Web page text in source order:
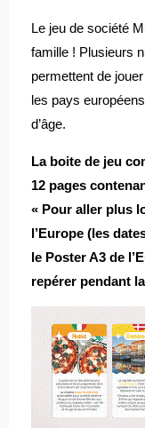
Le jeu de société
famille ! Plusieurs
permettent de
les pays
d’âge.
La boite de jeu
12 pages
« Pour aller plus
l’Europe (les
le Poster A3 de
repérer pendant